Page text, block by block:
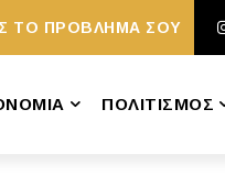
ΤΟ ΠΡΟΒΛΗΜΑ ΣΟΥ
ΠΟΛΙΤΙΣΜΟΣ